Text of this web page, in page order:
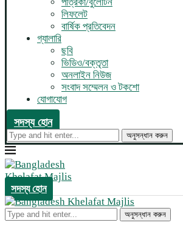
লিফলেট
বার্ষিক প্রতিবেদন
গ্যালারি
ছবি
ভিডিও/বক্তৃতা
অনলাইন নিউজ
সংবাদ সম্মেলন ও টকশো
যোগাযোগ
সদস্য হোন
অনুসন্ধান করুন
সদস্য হোন
অনুসন্ধান করুন